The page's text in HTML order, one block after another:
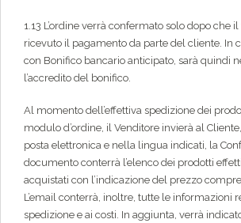
1.13 L’ordine verrà confermato solo dopo che
ricevuto il pagamento da parte del cliente. In
con Bonifico bancario anticipato, sarà quindi
l’accredito del bonifico.
Al momento dell’effettiva spedizione dei
modulo d’ordine, il Venditore invierà al
posta elettronica e nella lingua indicati, la
documento conterrà l’elenco dei prodotti
acquistati con l’indicazione del prezzo
L’email conterrà, inoltre, tutte le informazioni
spedizione e ai costi. In aggiunta, verrà